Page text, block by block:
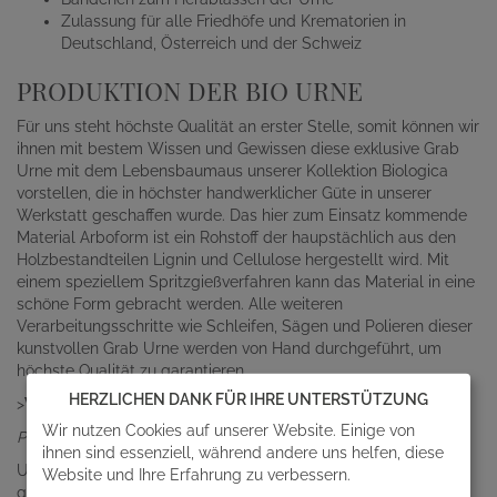
Zulassung für alle Friedhöfe und Krematorien in
Deutschland, Österreich und der Schweiz
PRODUKTION DER BIO URNE
Für uns steht höchste Qualität an erster Stelle, somit können wir
ihnen mit bestem Wissen und Gewissen diese exklusive Grab
Urne mit dem Lebensbaumaus unserer Kollektion Biologica
vorstellen, die in höchster handwerklicher Güte in unserer
Werkstatt geschaffen wurde. Das hier zum Einsatz kommende
Material Arboform ist ein Rohstoff der haupstächlich aus den
Holzbestandteilen Lignin und Cellulose hergestellt wird. Mit
einem speziellem Spritzgießverfahren kann das Material in eine
schöne Form gebracht werden. Alle weiteren
Verarbeitungsschritte wie Schleifen, Sägen und Polieren dieser
kunstvollen Grab Urne werden von Hand durchgeführt, um
höchste Qualität zu garantieren.
>Wichtige Fragen
Passt jede Aschekapsel in diese Urne?
Unsere Graburnen sind so dimensioniert, dass alle in Europa
geläufigen Aschekapseln in Ihnen Platz finden.
HERZLICHEN DANK FÜR IHRE UNTERSTÜTZUNG
Wir nutzen Cookies auf unserer Website. Einige von
ihnen sind essenziell, während andere uns helfen, diese
Website und Ihre Erfahrung zu verbessern.